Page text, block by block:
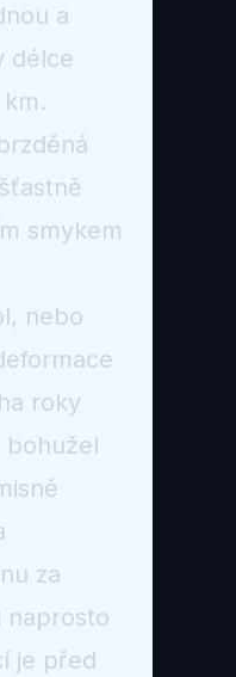
a
délce
smykem
nebo
roky
bohužel
za
naprosto
je před